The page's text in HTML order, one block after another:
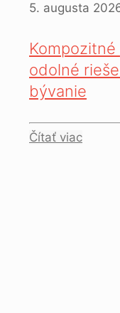
5. augusta
odolné
bývanie
Čítať viac